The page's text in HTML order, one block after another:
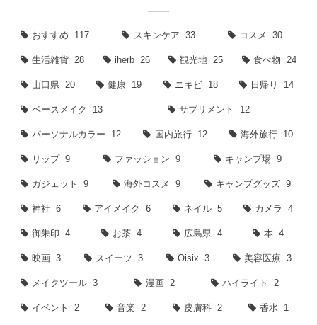
おすすめ 117 スキンケア 33 コスメ 30
生活雑貨 28 iherb 26 観光地 25 食べ物 24
山口県 20 健康 19 ニキビ 18 日帰り 14
ベースメイク 13 サプリメント 12
パーソナルカラー 12 国内旅行 12 海外旅行 10
リップ 9 ファッション 9 キャンプ場 9
ガジェット 9 海外コスメ 9 キャンプグッズ 9
神社 6 アイメイク 6 ネイル 5 カメラ 4
御朱印 4 お茶 4 広島県 4 本 4
映画 3 スイーツ 3 Oisix 3 美容医療 3
メイクツール 3 漫画 2 ハイライト 2
イベント 2 音楽 2 皮膚科 2 香水 1